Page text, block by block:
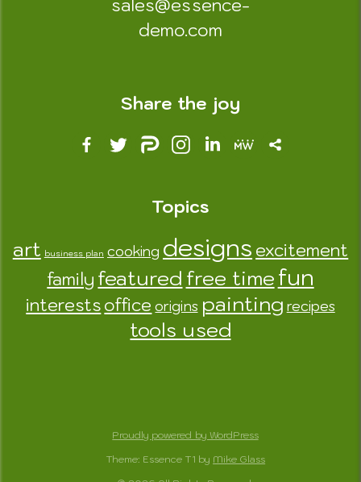
sales@essence-
demo.com
Share the joy
Topics
art business plan cooking designs excitement
family featured free timefun
interestsoffice origins painting recipes
tools used
Proudly powered by WordPress
Theme: Essence T1 by Mike Glass